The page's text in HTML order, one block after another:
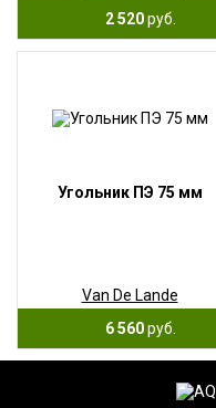
2 520руб.
Угольник ПЭ 75 мм
Van De Lande
6 560руб.